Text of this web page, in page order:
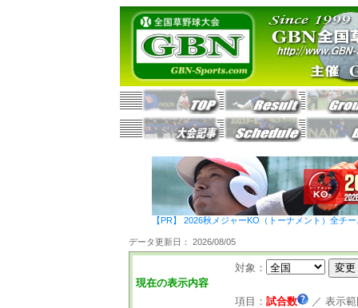
【PR】 2026秋メジャーKO（トーナメント）全チ
データ更新日： 2026/08/05
現在の表示内容
対象：
項目： 試合数 ／ 表示